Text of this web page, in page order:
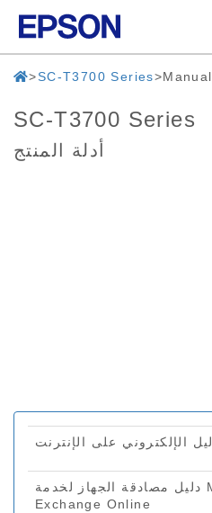
SC-T3700 Series Manual
SC-T3700 Series
أدلة المنتج